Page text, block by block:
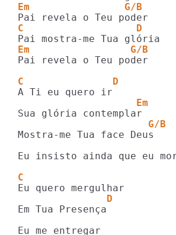
Em                G/B
C                   D
Em                 G/B
Pai revela o Teu poder
C               D
                    Em
                      G/B
Eu insisto ainda que eu
C
               D
Em Tua Presença